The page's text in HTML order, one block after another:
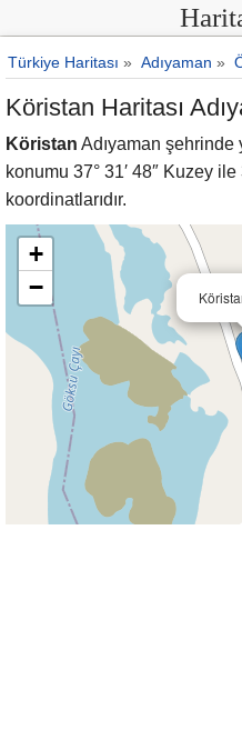
Türkiye Haritası » Adıyaman »
Köristan Haritası
Köristan Adıyaman şehrinde
konumu 37° 31′ 48″ Kuzey ile
koordinatlarıdır.
+
−